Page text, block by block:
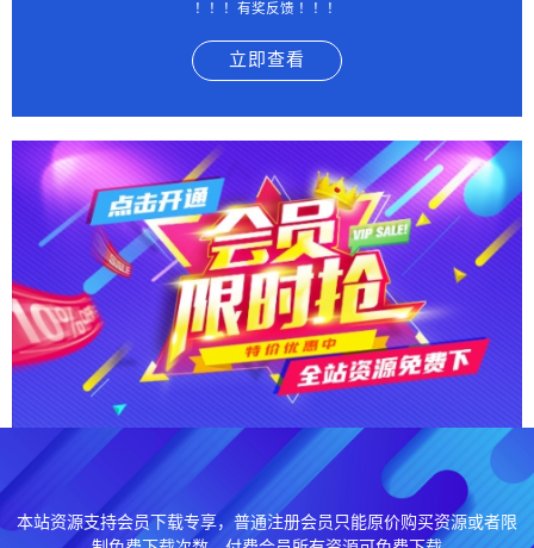
！！！有奖反馈 ！！！
立即查看
本站资源支持会员下载专享，普通注册会员只能原价购买资源或者限